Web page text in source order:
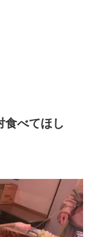
食べてほし